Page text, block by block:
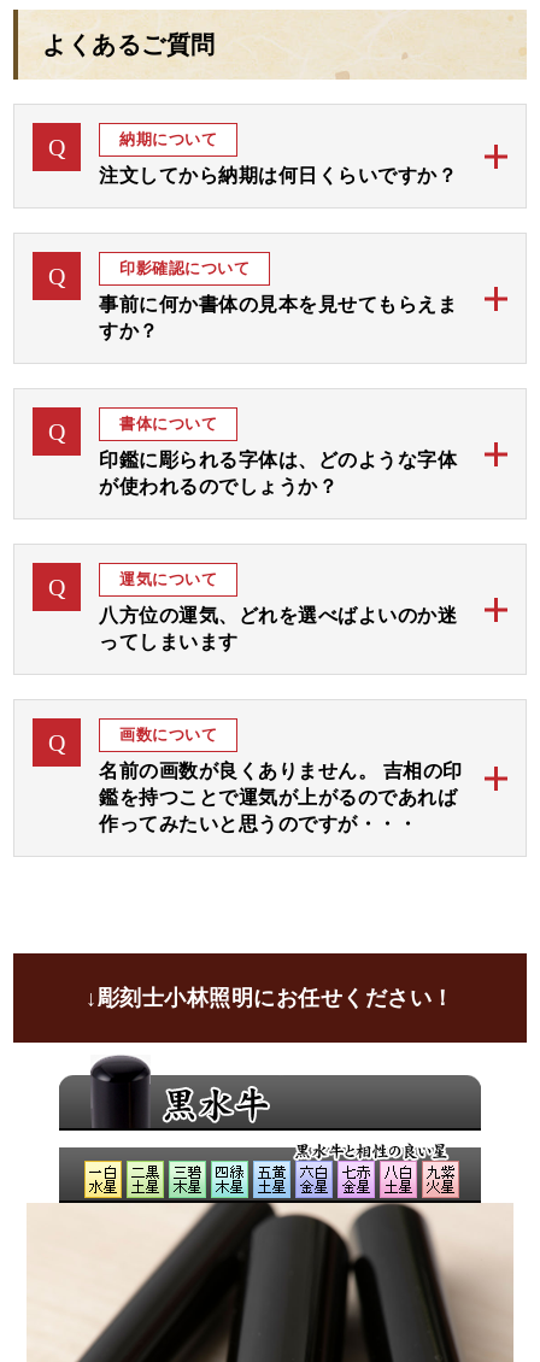
皆様には親切にしてもらえて、とてもありがたいです！本
当に感謝です！
しています。マンションを購入しましたが、その際に印鑑
使ったよと、報告がありました。
職祝いにも購入致しました。家族みんなお世話になってお
ります。
みんなが良くなり、感謝しかありません。
開運3本セット
近日中に旧姓の印鑑の供養をお願いするかもしれません。
その際にはどうぞ宜しくお願いいたします。
開運3本セット
とができますことで、これから幸せな人生を歩んでくれそ
うな気がします。
本当に有難うございました。
下の娘の時もぜひお願したいと思っております。
開運3本セット
よくあるご質問
Q 納期について
注文してから納期は何日くらいですか？
A
りしてご確認後お彫りして 約1週間から10日にて発送
予定でございます。
お急ぎの場合には字体をお任せいただき「完成見本確
認なし」にてすぐにお彫りして3、4日後の発送が最速
ご希望の期日をお教えくださいましたら、順番を早め
て対応させていただきます。
Q 印影確認について
事前に何か書体の見本を見せてもらえま
すか？
A
おつくりいたします。
完成見本はメールやラインにてご確認いただき、ご了
承後ご印鑑をお彫りいたします。
お見本は通常は1～3日以内にお送りいたしますが、届
なお、休日や祝日を挟む場合は遅れることがございま
すのでご了承ください。
Q 書体について
印鑑に彫られる字体は、どのような字体
が使われるのでしょうか？
A
りました「篆書体 てんしょたい」という文字を基本
にして画数と運気を加味しておつくりする「印相体
（吉相体）」を使用いたします。
作り致します。
Q 運気について
八方位の運気、どれを選べばよいのか迷
ってしまいます
A
気を拝見して八方位に広がりますよう文字入れ致しま
す。
その後、選んでいただいた３つの運気部分をさらに強
調してお入れいたします。
Q 画数について
名前の画数が良くありません。 吉相の印
鑑を持つことで運気が上がるのであれば
作ってみたいと思うのですが・・・
ご印鑑にて画数を吉に変更して、さらにご希望の運気
致します。
良いと言われることをきちんと取り入れて、吉印材と
印相体にてお彫りすることにより、お気持ちが前向き
になり自然とよい運気を招き入れられるのではないで
ご印鑑がそのあと押しになれば幸いでございます。
↓彫刻士小林照明にお任せください！